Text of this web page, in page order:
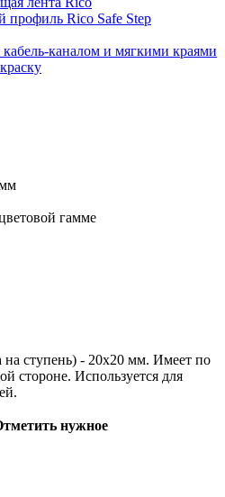
профиль Rico Safe Step
каналом и мягкими краями
гамме
ступень) - 20х20 мм. Имеет по
стороне. Используется для
нужное